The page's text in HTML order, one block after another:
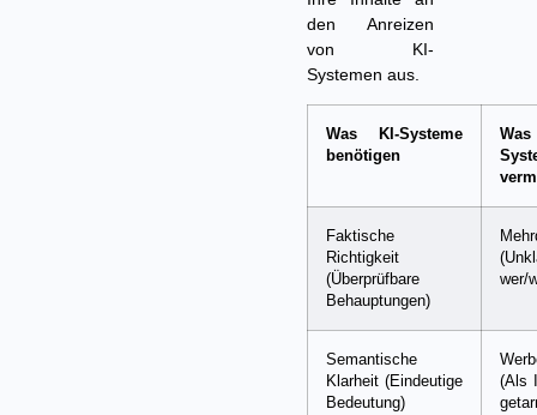
den Anreizen
von KI-
Systemen aus.
Was KI-Systeme
benötigen
Faktische
Richtigkeit
(Überprüfbare
Behauptungen)
wer/
Semantische
Klarheit (Eindeutige
Bedeutung)
(Als